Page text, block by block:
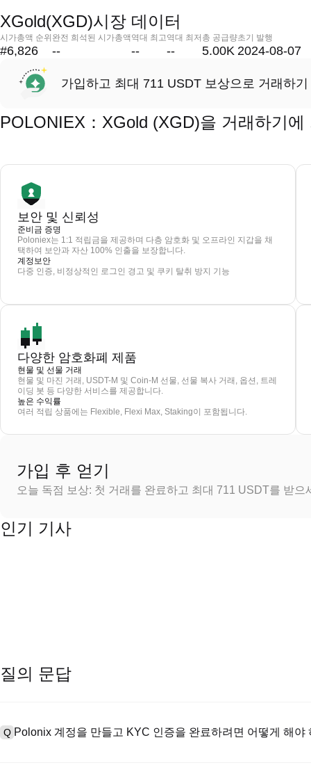
XGold(XGD)시장 데이터
시가총액 순위
#6,826
완전 희석된 시가총액
--
역대 최고
--
역대 최저
--
총 공급량
5.00K
초기 발행
2024-08-07
가입하고 최대 711 USDT 보상으로 거래하기
POLONIEX：XGold (XGD)을 거래하기
보안 및 신뢰성
준비금 증명
Poloniex는 1:1 적립금을 제공하며 다층 암호화 및 오프라인 지갑을 채
택하여 보안과 자산 100% 인출을 보장합니다.
계정보안
다중 인증, 비정상적인 로그인 경고 및 쿠키 탈취 방지 기능
다양한 암호화폐 제품
현물 및 선물 거래
현물 및 마진 거래, USDT-M 및 Coin-M 선물, 선물 복사 거래, 옵션, 트레
이딩 봇 등 다양한 서비스를 제공합니다.
높은 수익률
여러 적립 상품에는 Flexible, Flexi Max, Staking이 포함됩니다.
가입 후 얻기
오늘 독점 보상: 첫 거래를 완료하고 최대 711 USDT를 받으
인기 기사
질의 문답
Q Polonix 계정을 만들고 KYC 인증을 완료하려면 어떻게 해야